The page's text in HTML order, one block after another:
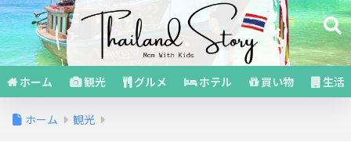
ホーム 観光 グルメ ホテル 買い物 生活
ホーム 観光